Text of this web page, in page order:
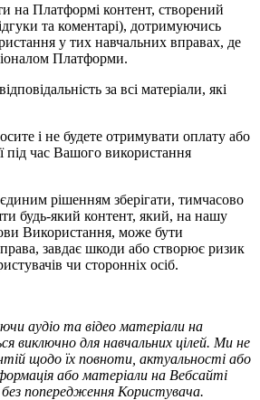
на Платформі контент, створений
та коментарі), дотримуючись
у тих навчальних вправах, де
Платформи.
за всі матеріали, які
і не будете отримувати оплату або
під час Вашого використання
рішенням зберігати, тимчасово
будь-який контент, який, на нашу
Використання, може бути
завдає шкоди або створює ризик
чи сторонніх осіб.
аудіо та відео матеріали на
виключно для навчальних цілей. Ми не
щодо їх повноти, актуальності або
або матеріали на Вебсайті
попередження Користувача.